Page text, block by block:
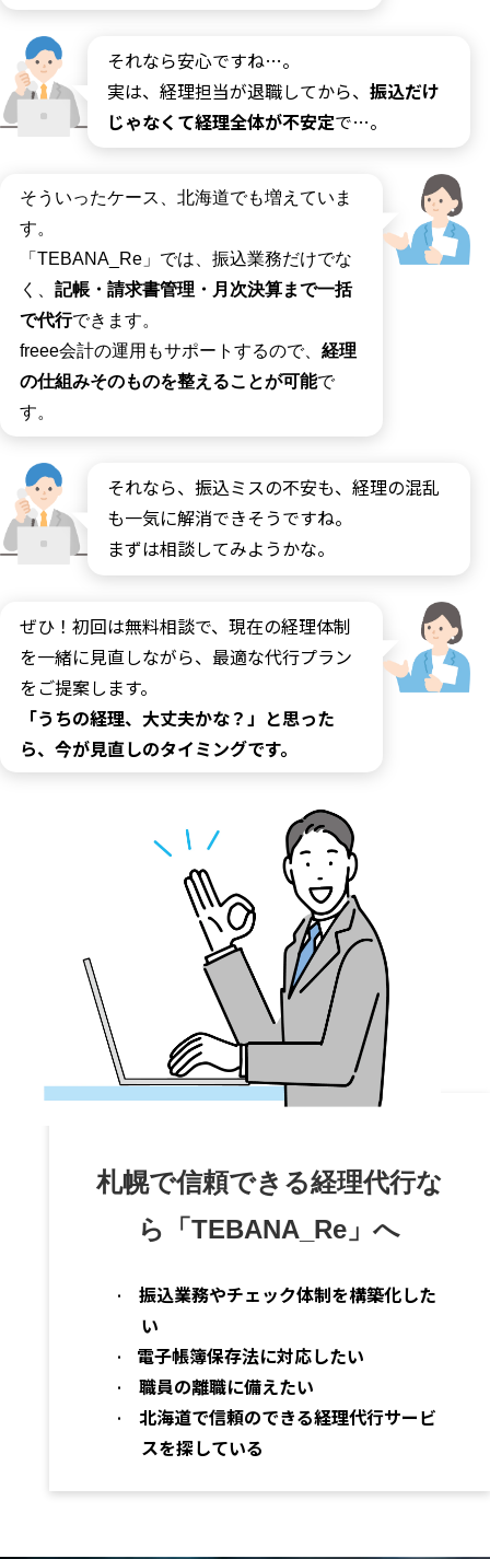
それなら安心ですね…。
実は、経理担当が退職してから、 振込だけ
じゃなくて経理全体が不安定で…。
そういったケース、北海道でも増えていま
す。
「 TEBANA_Re 」では、振込業務だけでな
く、 記帳・請求書管理・月次決算まで一括
で代行できます。
freee会計の運用もサポートするので、 経理
の仕組みそのものを整えることが可能で
す。
それなら、振込ミスの不安も、経理の混乱
も一気に解消できそうですね。
まずは相談してみようかな。
ぜひ！初回は無料相談で、現在の経理体制
を一緒に見直しながら、最適な代行プラン
をご提案します。
「うちの経理、大丈夫かな？」と思った
ら、今が見直しのタイミングです。
札幌で信頼できる経理代行な
ら「TEBANA_Re」へ
·
振込業務やチェック体制を構築化した
い
· 電子帳簿保存法に対応したい
· 職員の離職に備えたい
·
北海道で信頼のできる経理代行サービ
スを探している